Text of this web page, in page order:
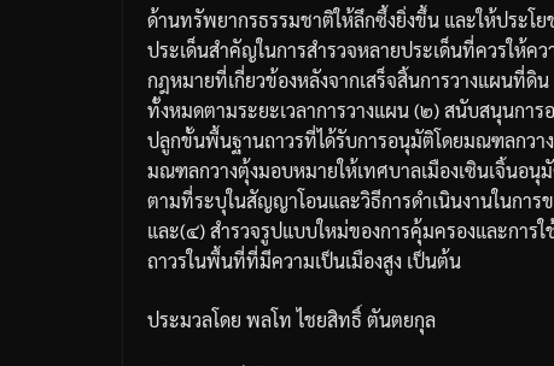
ด้านทรัพยากรธรรมชาติให้ลึกซึ้งยิ่งขึ้น และให้ประโ
ประเด็นสำคัญในการสำรวจหลายประเด็นที่ควรให้คว
กฎหมายที่เกี่ยวข้องหลังจากเสร็จสิ้นการวางแผนที่ดิน
ทั้งหมดตามระยะเวลาการวางแผน(๒)สนับสนุนการ
ปลูกขั้นพื้นฐานถาวรที่ได้รับการอนุมัติโดยมณฑลกว
มณฑลกวางตุ้งมอบหมายให้เทศบาลเมืองเซินเจิ้นอนุ
ตามที่ระบุในสัญญาโอนและวิธีการดำเนินงานในกา
และ(๔)สำรวจรูปแบบใหม่ของการคุ้มครองและกา
ถาวรในพื้นที่ที่มีความเป็นเมืองสูง เป็นต้น
ประมวลโดย พลโท ไชยสิทธิ์ ตันตยกุล